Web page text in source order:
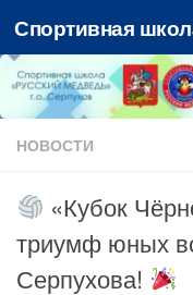
Перейти к
НОВОСТИ
«Кубок
триумф юных
Серпухова!